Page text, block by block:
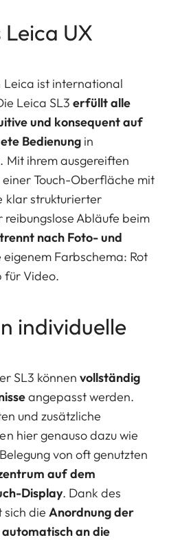
UX
Leica ist international
Leica SL3 erfüllt alle
und konsequent auf
Bedienungin
Mit ihrem ausgereiften
Touch-Oberfläche mit
klar strukturierter
Abläufe beim
nach Foto- und
eigenem Farbschema: Rot
für Video.
individuelle
SL3 können vollständig
angepasst werden.
und zusätzliche
hier genauso dazu wie
von oft genutzten
auf dem
Display. Dank des
sich die Anordnung der
an die